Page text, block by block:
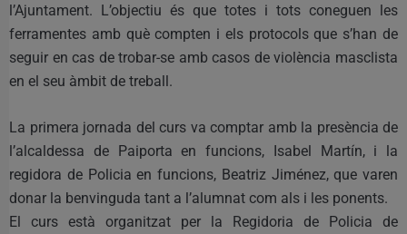
l’Ajuntament. L’objectiu és que totes i tots coneguen les
ferramentes amb què compten i els protocols que s’han de
seguir en cas de trobar-se amb casos de violència masclista
en el seu àmbit de treball.
La primera jornada del curs va comptar amb la presència de
l’alcaldessa de Paiporta en funcions, Isabel Martín, i la
regidora de Policia en funcions, Beatriz Jiménez, que varen
donar la benvinguda tant a l’alumnat com als i les ponents.
El curs està organitzat per la Regidoria de Policia de